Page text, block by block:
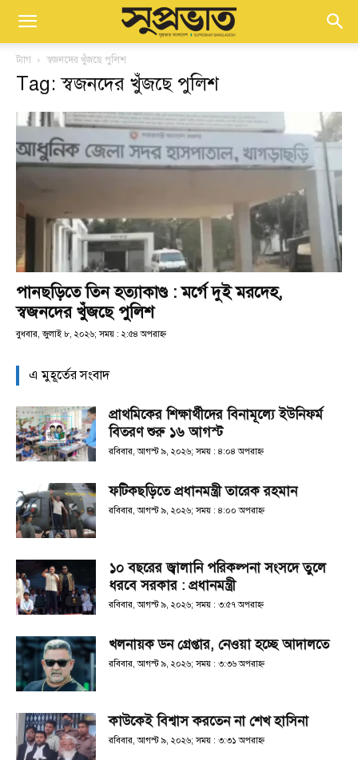
ট্যাগ স্বজনদের খুঁজছে পুলিশ
Tag: স্বজনদের খুঁজছে পুলিশ
পানছড়িতে তিন হত্যাকাণ্ড : মর্গে দুই মরদেহ,
স্বজনদের খুঁজছে পুলিশ
বুধবার, জুলাই ৮, ২০২৬; সময় : ২:৫৪ অপরাহ্ণ
এ মুহূর্তের সংবাদ
প্রাথমিকের শিক্ষার্থীদের বিনামূল্যে ইউনিফর্ম
বিতরণ শুরু ১৬ আগস্ট
রবিবার, আগস্ট ৯, ২০২৬; সময় : ৪:০৪ অপরাহ্ণ
ফটিকছড়িতে প্রধানমন্ত্রী তারেক রহমান
রবিবার, আগস্ট ৯, ২০২৬; সময় : ৪:০০ অপরাহ্ণ
১০ বছরের জ্বালানি পরিকল্পনা সংসদে তুলে
ধরবে সরকার : প্রধানমন্ত্রী
রবিবার, আগস্ট ৯, ২০২৬; সময় : ৩:৫৭ অপরাহ্ণ
খলনায়ক ডন গ্রেপ্তার, নেওয়া হচ্ছে আদালতে
রবিবার, আগস্ট ৯, ২০২৬; সময় : ৩:৩৬ অপরাহ্ণ
কাউকেই বিশ্বাস করতেন না শেখ হাসিনা
রবিবার, আগস্ট ৯, ২০২৬; সময় : ৩:৩১ অপরাহ্ণ